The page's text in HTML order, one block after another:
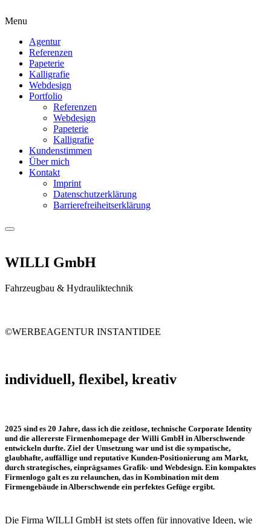
Menu
Agentur
Referenzen
Papeterie
Kalligrafie
Webdesign
Portfolio
Referenzen
Webdesign
Papeterie
Kalligrafie
Kundenstimmen
Über mich
Kontakt
Imprint
Datenschutzerklärung
Barrierefreiheitserklärung
WILLI GmbH
Fahrzeugbau & Hydrauliktechnik
©WERBEAGENTUR INSTANTIDEE
individuell, flexibel, kreativ
2025 sind es 20 Jahre, dass ich die zeitlose, technische Corporate Identity
und die allererste Firmenhomepage der Willi GmbH in Alberschwende
entwickeln durfte. Ziel der Umsetzung war und ist die sympatische,
glaubhafte, auffällige und reputative Kunden-Positionierung am Markt,
durch strategisches, einprägsames Grafik- und Webdesign. Ein kompaktes
Firmenlogo galt es zu relaunchen, das in Kombination mit dem
Firmengebäude in Alberschwende ein perfektes Gefüge ergibt.
Die Firma WILLI GmbH ist stets offen für innovative Ideen, wie